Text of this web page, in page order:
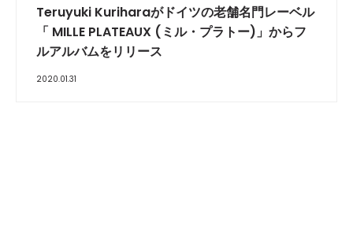
Teruyuki Kuriharaがドイツの老舗名門レーベル
「 MILLE PLATEAUX (ミル・プラトー)」からフ
ルアルバムをリリース
2020.01.31